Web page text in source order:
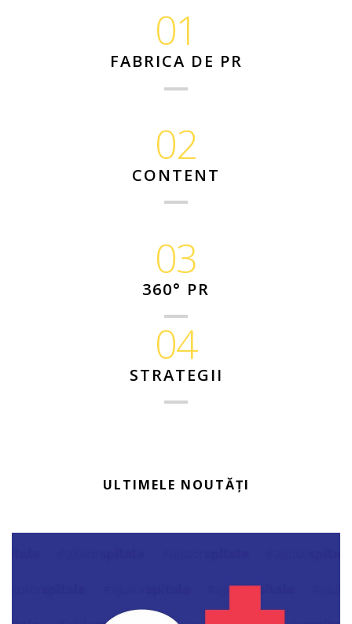
01
FABRICA DE PR
02
CONTENT
03
360° PR
04
STRATEGII
ULTIMELE NOUTĂȚI